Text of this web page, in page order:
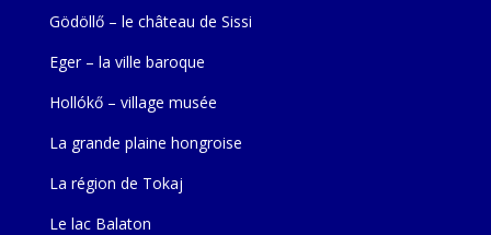
Gödöllő – le château de Sissi
Eger – la ville baroque
Hollókő – village musée
La grande plaine hongroise
La région de Tokaj
Le lac Balaton